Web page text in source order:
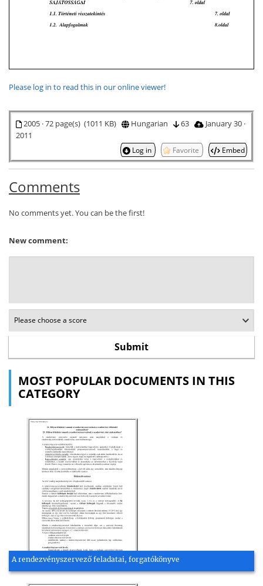
Please log in to read this in our online viewer!
2005 · 72 page(s) (1011 KB) Hungarian 63
January 30 ·
2011
Log in Favorite Embed
Comments
No comments yet. You can be the first!
New comment:
MOST POPULAR DOCUMENTS IN THIS
CATEGORY
A rendezvényszervező feladatai, forgatókönyve